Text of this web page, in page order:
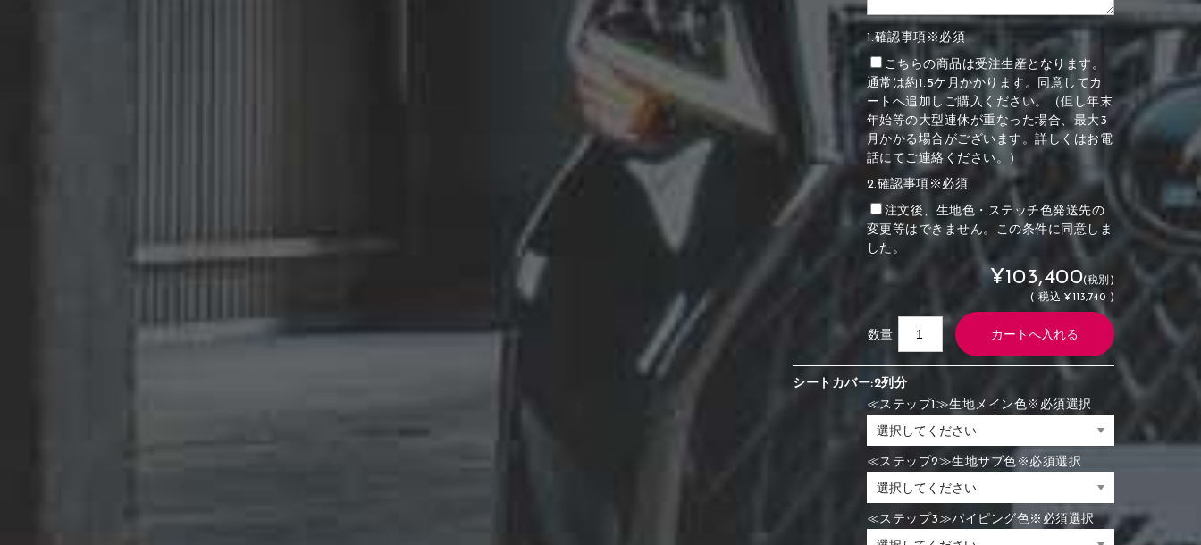
1.確認事項※必須
こちらの商品は受注生産となります。
通常は約1.5ケ月かかります。同意してカ
ートへ追加しご購入ください。（但し年末
年始等の大型連休が重なった場合、最大3
月かかる場合がございます。詳しくはお電
話にてご連絡ください。）
2.確認事項※必須
注文後、生地色・ステッチ色発送先の
変更等はできません。この条件に同意しま
した。
¥103,400(税別)
( 税込 ¥113,740 )
数量
シートカバー:2列分
≪ステップ1≫生地メイン色※必須選択
≪ステップ2≫生地サブ色※必須選択
≪ステップ3≫パイピング色※必須選択